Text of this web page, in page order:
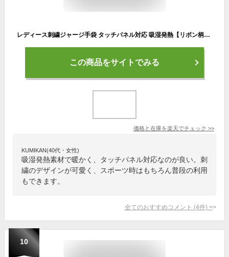
レディース刺繍ジャージ手袋 タッチパネル対応 吸湿発熱【リボン柄】てぶくろ＜おしゃれ あったか 手袋 スマホ 自転車 通学 用 防風 防寒 バイク 通勤 冬 手袋 防寒 かわいい 暖かい 手袋 レディース プレゼント 女性 誕生日 プレゼント 女友達 ギフト gift ladies 赤＞
この商品をサイトでみる
価格と在庫を楽天でチェック >>
KUMIKAN(40代・女性)
吸湿発熱素材で暖かく、タッチパネル対応なのが良い。刺
繍のデザインが可愛く、スポーツ時はもちろん普段の利用
もできます。
全てのおすすめコメント (4件) >
10